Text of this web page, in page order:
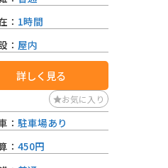
： 1時間
： 屋内
詳しく見る
お気に入り
： 駐車場あり
： 450円